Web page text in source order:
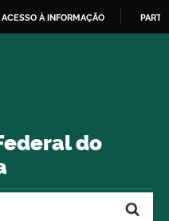
ACESSO À INFORMAÇÃO
do